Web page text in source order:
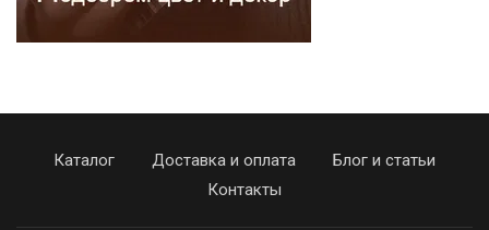
Каталог Доставка и оплата
Блог и статьи
Контакты